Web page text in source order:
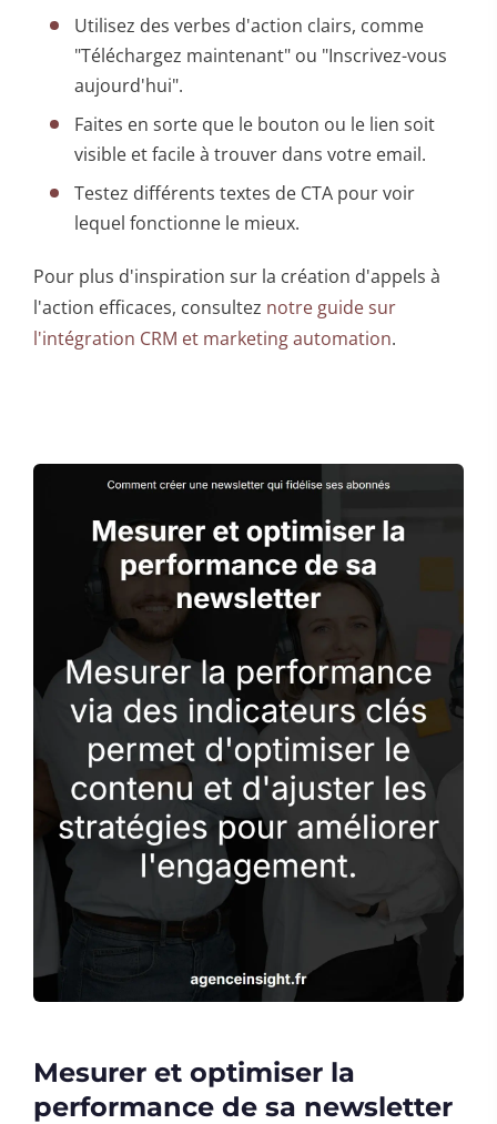
Utilisez des verbes d'action clairs, comme
"Téléchargez maintenant" ou "Inscrivez-vous
aujourd'hui".
Faites en sorte que le bouton ou le lien soit
visible et facile à trouver dans votre email.
Testez différents textes de CTA pour voir
lequel fonctionne le mieux.
Pour plus d'inspiration sur la création d'appels à
l'action efficaces, consultez notre guide sur
l'intégration CRM et marketing automation.
Mesurer et optimiser la
performance de sa newsletter